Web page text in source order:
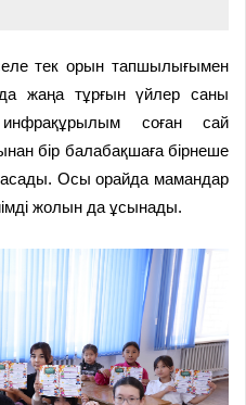
тек орын тапшылығымен
жаңа тұрғын үйлер саны
инфрақұрылым соған сай
бір балабақшаға бірнеше
Осы орайда мамандар
жолын да ұсынады.